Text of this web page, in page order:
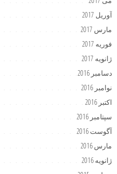
آوریل 2017
مارس 2017
فوریه 2017
ژانویه 2017
دسامبر 2016
نوامبر 2016
اکتبر 2016
سپتامبر 2016
آگوست 2016
مارس 2016
ژانویه 2016